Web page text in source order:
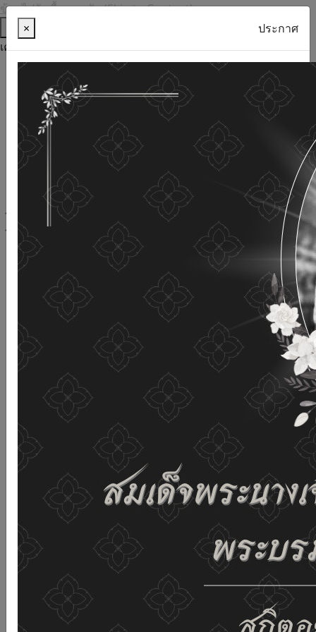
ข้ามไปยังเนื้อหาหลัก (Skip to Content)
ช่วยเหลือ
เครื่องมือการเข้าถึง
ภาษาไทย
ภาษาอังกฤษ
เพิ่มขนาดตัวอักษร
ลดขนาดตัวอักษร
ขนาดตัวอักษรปกติ
ความคมชัดสูง
ความคมชัดเชิงลบ
ความคมชัดปกติ
เปิดอ่านด้วยเสียง
ปิดอ่านด้วยเสียง
ผังเว็บไซต์
เว็บไซต์นี้ใช้คุกกี้ (Cookies)
กรมกิจการผู้สูงอายุ
ให้ความสำคัญต่อข้อมูลส่วนบุคคลของ
ท่าน เพื่อการพัฒนาและปรับปรุงเว็บไซต์ หากท่านใช้บริการ
เว็บไซต์นี้โดยไม่มีการปรับตั้งค่าใดๆ แสดงว่าท่านยินยอมที่จะ
รับคุกกี้บนเว็บไซต์ และนโยบายสิทธิส่วนบุคคลของเรา
ดูรายละเอียด ยอมรับทั้งหมด
02-659-6811 saraban@dop.mail.go.th
เปลี่ยนการแสดงผล
ก-ก
× ประกาศ